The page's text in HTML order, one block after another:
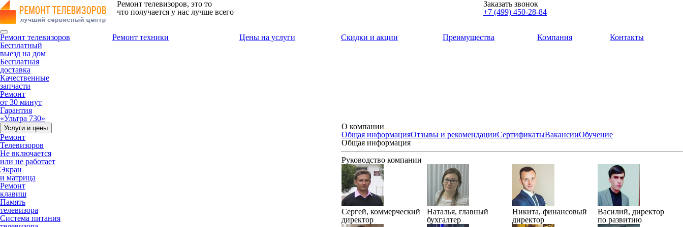
Ремонт телевизоров, это то
что получается у нас лучше всего
Заказать звонок
+7 (499) 450-28-84
Ремонт телевизоров Ремонт техники Цены на услуги Скидки и акции Преимущества Компания
Контакты
Бесплатный
выезд на дом
Бесплатная
доставка
Качественные
запчасти
Ремонт
от 30 минут
Гарантия
«Ультра 730»
Услуги и цены
Ремонт
Телевизоров
Не включается
или не работает
Экран
и матрица
Ремонт
клавиш
Память
телевизора
Система питания
О компании
Общая информацияОтзывы и рекомендацииСертификатыВакансииОбучение
Общая информация
Руководство компании
Сергей, коммерческий
директор
Наталья, главный
бухгалтер
Никита, финансовый
директор
Василий, директор
по развитию